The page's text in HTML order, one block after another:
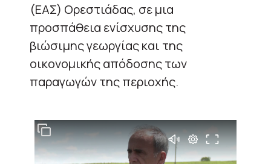
(ΕΑΣ) Ορεστιάδας, σε μια
προσπάθεια ενίσχυσης της
βιώσιμης γεωργίας και της
οικονομικής απόδοσης των
παραγωγών της περιοχής.